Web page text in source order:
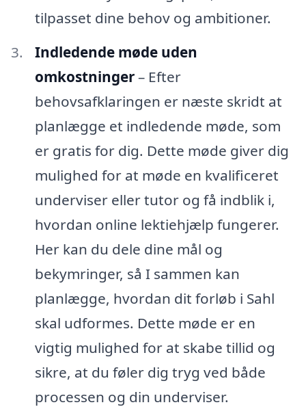
tilpasset dine behov og ambitioner.
Indledende møde uden
omkostninger– Efter
behovsafklaringen er næste skridt at
planlægge et indledende møde, som
er gratis for dig. Dette møde giver dig
mulighed for at møde en kvalificeret
underviser eller tutor og få indblik i,
hvordan online lektiehjælp fungerer.
Her kan du dele dine mål og
bekymringer, så I sammen kan
planlægge, hvordan dit forløb i Sahl
skal udformes. Dette møde er en
vigtig mulighed for at skabe tillid og
sikre, at du føler dig tryg ved både
processen og din underviser.